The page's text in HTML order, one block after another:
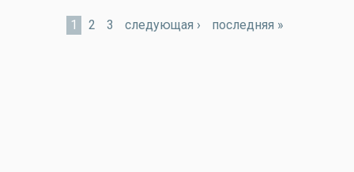
1 2 3 следующая › последняя »